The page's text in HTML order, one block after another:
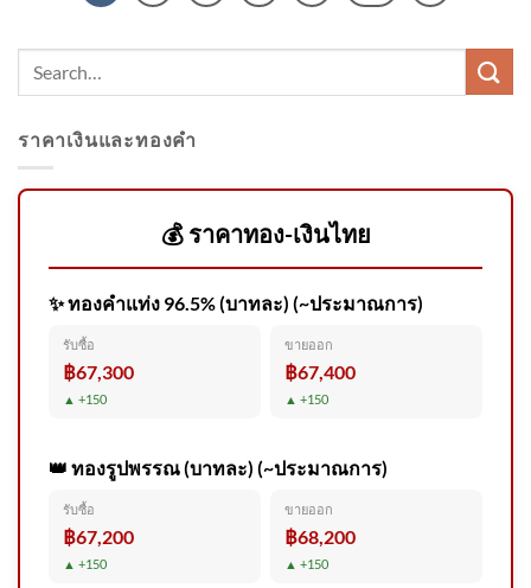
ราคาเงินและทองคำ
💰 ราคาทอง-เงินไทย
✨ ทองคำแท่ง 96.5% (บาทละ) (~ประมาณการ)
รับซื้อ
฿67,300
▲ +150
ขายออก
฿67,400
▲ +150
👑 ทองรูปพรรณ (บาทละ) (~ประมาณการ)
รับซื้อ
฿67,200
▲ +150
ขายออก
฿68,200
▲ +150